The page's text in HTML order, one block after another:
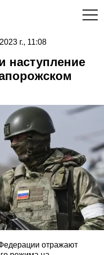
г., 11:08
наступление
отражают